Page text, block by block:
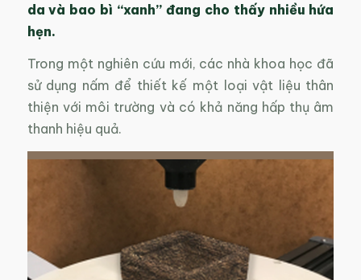
da và bao bì “xanh” đang cho thấy nhiều hứa
hẹn.
Trong một nghiên cứu mới, các nhà khoa học đã
sử dụng nấm để thiết kế một loại vật liệu thân
thiện với môi trường và có khả năng hấp thụ âm
thanh hiệu quả.